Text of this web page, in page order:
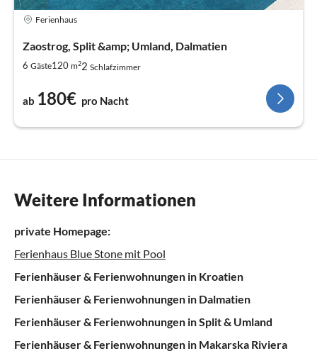
Ferienhaus
Zaostrog, Split &amp; Umland, Dalmatien
6 Gäste120 m22 Schlafzimmer
ab 180€ pro Nacht
Weitere Informationen
private Homepage:
Ferienhaus Blue Stone mit Pool
Ferienhäuser & Ferienwohnungen in Kroatien
Ferienhäuser & Ferienwohnungen in Dalmatien
Ferienhäuser & Ferienwohnungen in Split & Umland
Ferienhäuser & Ferienwohnungen in Makarska Riviera